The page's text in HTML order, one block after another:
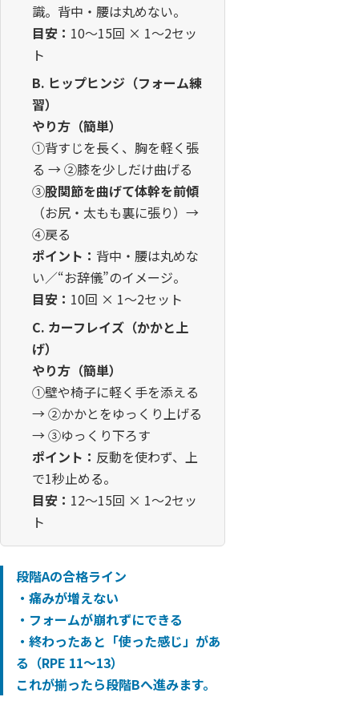
識。背中・腰は丸めない。
目安： 10〜15回 × 1〜2セッ
ト
B. ヒップヒンジ（フォーム練
習）
やり方（簡単）
①背すじを長く、胸を軽く張
る → ②膝を少しだけ曲げる
③股関節を曲げて体幹を前傾
（お尻・太もも裏に張り）→
④戻る
ポイント： 背中・腰は丸めな
い／“お辞儀”のイメージ。
目安： 10回 × 1〜2セット
C. カーフレイズ（かかと上
げ）
やり方（簡単）
①壁や椅子に軽く手を添える
→ ②かかとをゆっくり上げる
→ ③ゆっくり下ろす
ポイント： 反動を使わず、上
で1秒止める。
目安： 12〜15回 × 1〜2セッ
ト
段階Aの合格ライン
・痛みが増えない
・フォームが崩れずにできる
・終わったあと「使った感じ」があ
る（RPE 11〜13）
これが揃ったら段階Bへ進みます。